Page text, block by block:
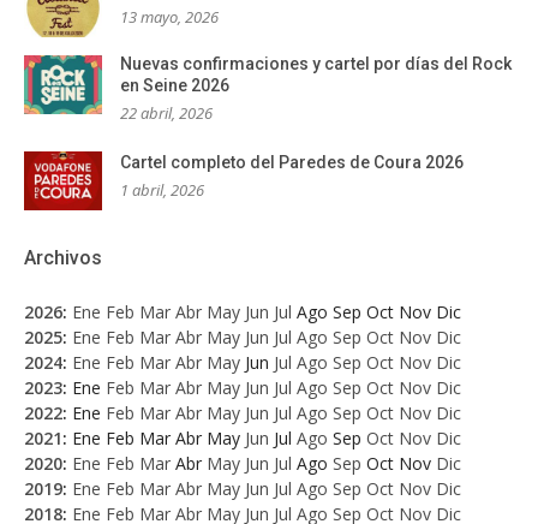
13 mayo, 2026
Nuevas confirmaciones y cartel por días del Rock
en Seine 2026
22 abril, 2026
Cartel completo del Paredes de Coura 2026
1 abril, 2026
Archivos
2026: Ene Feb Mar Abr May Jun Jul Ago Sep Oct Nov Dic
2025: Ene Feb Mar Abr May Jun Jul Ago Sep Oct Nov Dic
2024: Ene Feb Mar Abr May Jun Jul Ago Sep Oct Nov Dic
2023: Ene Feb Mar Abr May Jun Jul Ago Sep Oct Nov Dic
2022: Ene Feb Mar Abr May Jun Jul Ago Sep Oct Nov Dic
2021: Ene Feb Mar Abr May Jun Jul Ago Sep Oct Nov Dic
2020: Ene Feb Mar Abr May Jun Jul Ago Sep Oct Nov Dic
2019: Ene Feb Mar Abr May Jun Jul Ago Sep Oct Nov Dic
2018: Ene Feb Mar Abr May Jun Jul Ago Sep Oct Nov Dic